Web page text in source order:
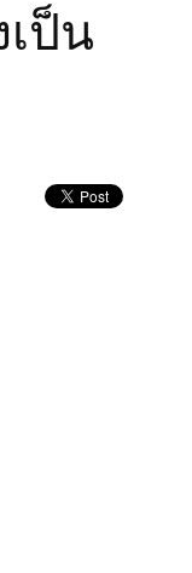
ป็น